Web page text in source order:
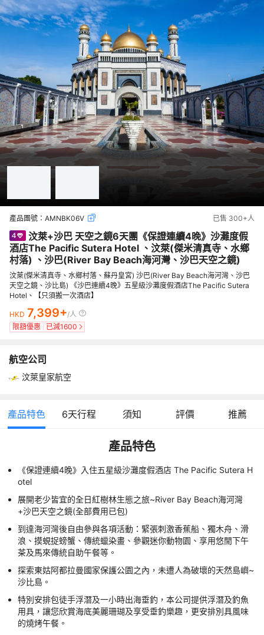
產品團號： AMNBK06V 已售 300+人
汶萊+沙巴 天空之鏡6天團《保證連續4晚》沙灘度假
酒店The Pacific Sutera Hotel 、汶萊(傑米清真寺、水鄉
村落) 、沙巴(River Bay Beach海河灣、沙巴天空之鏡)
汶萊(傑米清真寺、水鄉村落、蘇丹皇宮) 沙巴(River Bay Beach海河灣、沙巴
天空之鏡、沙比島) 《沙巴連續4晚》五星級沙灘度假酒店The Pacific Sutera
Hotel、【只須搬一次酒店】
HKD 7,399+/人
限額優惠
已減1600
航空公司
汶萊皇家航空
產品特色 6天行程 須知 評價 推薦
產品特色
《保證連續4晚》入住五星級沙灘度假酒店 The Pacific Sutera H
otel
展開老少皆宜的全日紅樹林生態之旅~River Bay Beach海河灣
+沙巴天空之鏡(全部費用已包)
到達海河灣後自由參與各項活動：緊張刺激香蕉船、獨木舟、滑
浪、摸蜆捉螃蟹、傳統蠟染畫、參觀迷你動物園、享用悠閒下午
茶及馬來傳統自助午餐等。
探索東姑阿都拉曼國家保護公園之內，未遭人為破壞的天然島嶼~
沙比島。
特別安排包徒手浮潛及一小時出海垂釣，本公司提供浮潛及釣魚
用具，讓您欣賞海底美麗珊瑚及享受垂釣樂趣，更安排別具風味
的燒烤午餐。